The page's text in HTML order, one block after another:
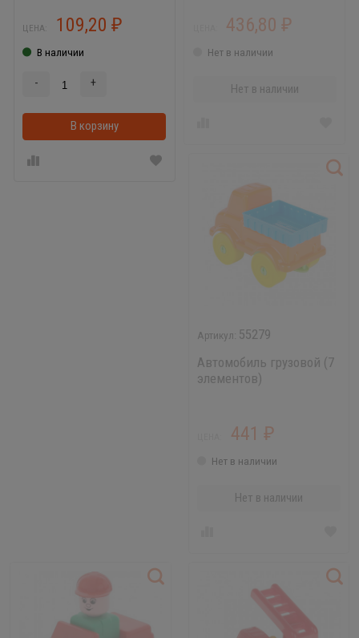
ЦЕНА: 109,20 ₽
В наличии
- +
В корзину
436,80₽
Нет в наличии
Нет в наличии
55279
Автомобиль грузовой (7
элементов)
441 ₽
Нет в наличии
Нет в наличии